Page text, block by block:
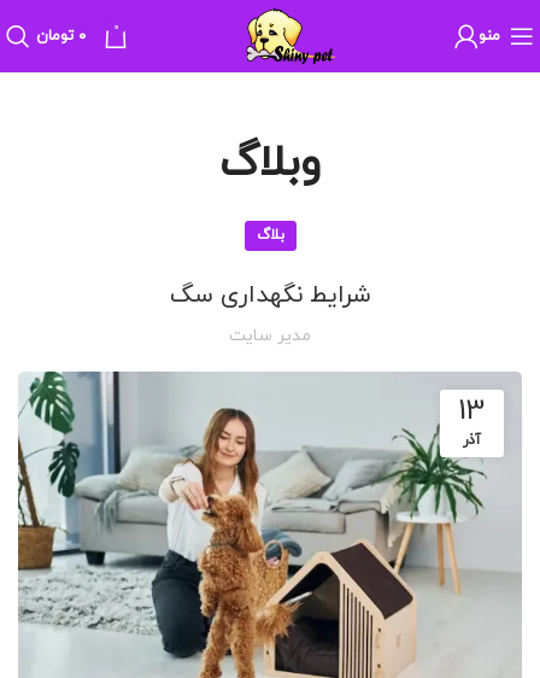
منو 0 ۰ تومان
وبلاگ
بلاگ
شرایط نگهداری سگ
مدیر سایت
13
آذر